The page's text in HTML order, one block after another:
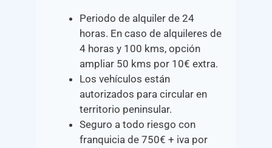
Periodo de alquiler de 24
horas. En caso de alquileres de
4 horas y 100 kms, opción
ampliar 50 kms por 10€ extra.
Los vehículos están
autorizados para circular en
territorio peninsular.
Seguro a todo riesgo con
franquicia de 750€ + iva por